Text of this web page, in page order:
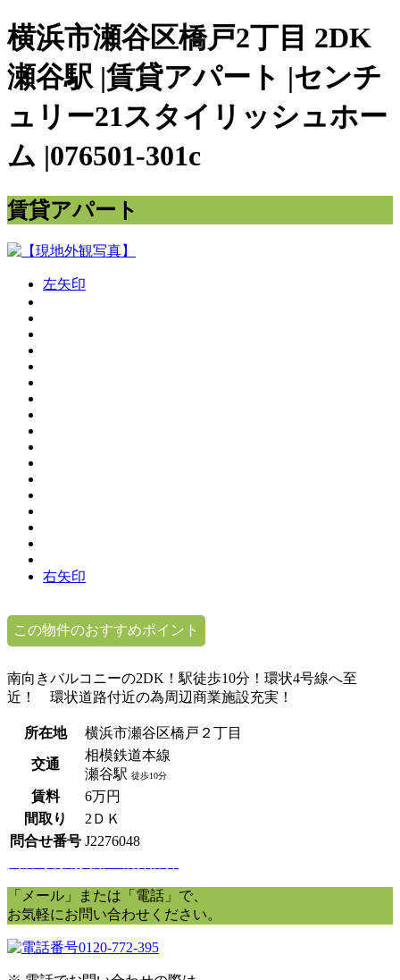
横浜市瀬谷区橋戸2丁目 2DK
瀬谷駅 |賃貸アパート |センチ
ュリー21スタイリッシュホー
ム |076501-301c
賃貸アパート
左矢印
右矢印
この物件のおすすめポイント
南向きバルコニーの2DK！駅徒歩10分！環状4号線へ至
近！ 環状道路付近の為周辺商業施設充実！
所在地 横浜市瀬谷区橋戸２丁目
交通
相模鉄道本線
瀬谷駅 徒歩10分
賃料
6万円
間取り
2ＤＫ
問合せ番号 J2276048
「メール」または「電話」で、
お気軽にお問い合わせください。
0120-772-395